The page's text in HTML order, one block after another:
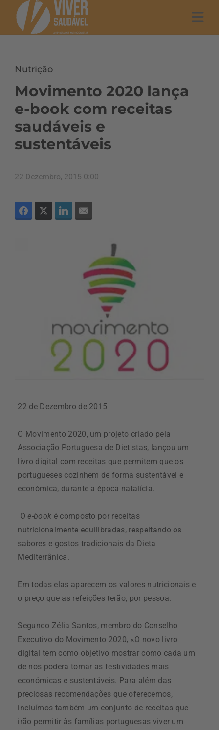
Nutrição
Movimento 2020 lança
e-book com receitas
saudáveis e
sustentáveis
22 Dezembro, 2015 0:00
22 de Dezembro de 2015
O Movimento 2020, um projeto criado pela
Associação Portuguesa de Dietistas, lançou um
livro digital com receitas que permitem que os
portugueses cozinhem de forma sustentável e
económica, durante a época natalícia.
O e-book é composto por receitas
nutricionalmente equilibradas, respeitando os
sabores e gostos tradicionais da Dieta
Mediterrânica.
Em todas elas aparecem os valores nutricionais e
o preço que as refeições terão, por pessoa.
Segundo Zélia Santos, membro do Conselho
Executivo do Movimento 2020, «O novo livro
digital tem como objetivo mostrar como cada um
de nós poderá tornar as festividades mais
económicas e sustentáveis. Para além das
preciosas recomendações que oferecemos,
incluímos também um conjunto de receitas que
irão permitir às famílias portuguesas viver um